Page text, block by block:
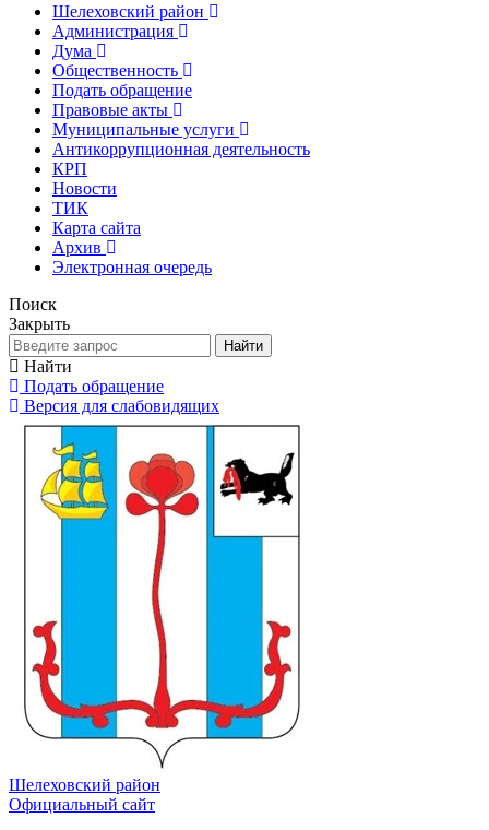
Шелеховский район
Администрация
Дума
Общественность
Подать обращение
Правовые акты
Муниципальные услуги
Антикоррупционная деятельность
КРП
Новости
ТИК
Карта сайта
Архив
Электронная очередь
Поиск
Закрыть
Найти
Найти
Подать обращение
Версия для слабовидящих
Шелеховский район
Официальный сайт